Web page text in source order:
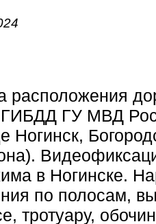
расположения
ГУ МВД
Ногинск,
в Ногинске.
по полосам,
тротуару,